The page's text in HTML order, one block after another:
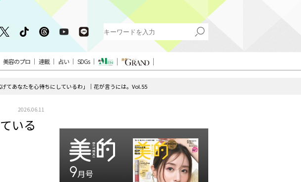
美容のプロ 連載 占い SDGs
てあなたを心待ちにしているわ」｜花が言うには。Vol.55
2026.06.11
いる
9月号